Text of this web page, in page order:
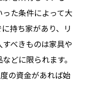
た条件によって大
持ち家があり、リ
べきものは家具や
どに限られます。
の資金があれば始